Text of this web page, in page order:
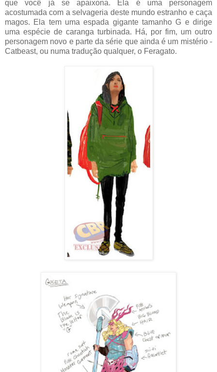
que você já se apaixona. Ela é uma personagem
acostumada com a selvageria deste mundo estranho e caça
magos. Ela tem uma espada gigante tamanho G e dirige
uma espécie de caranga turbinada. Há, por fim, um outro
personagem novo e parte da série que ainda é um mistério -
Catbeast, ou numa tradução qualquer, o Feragato.